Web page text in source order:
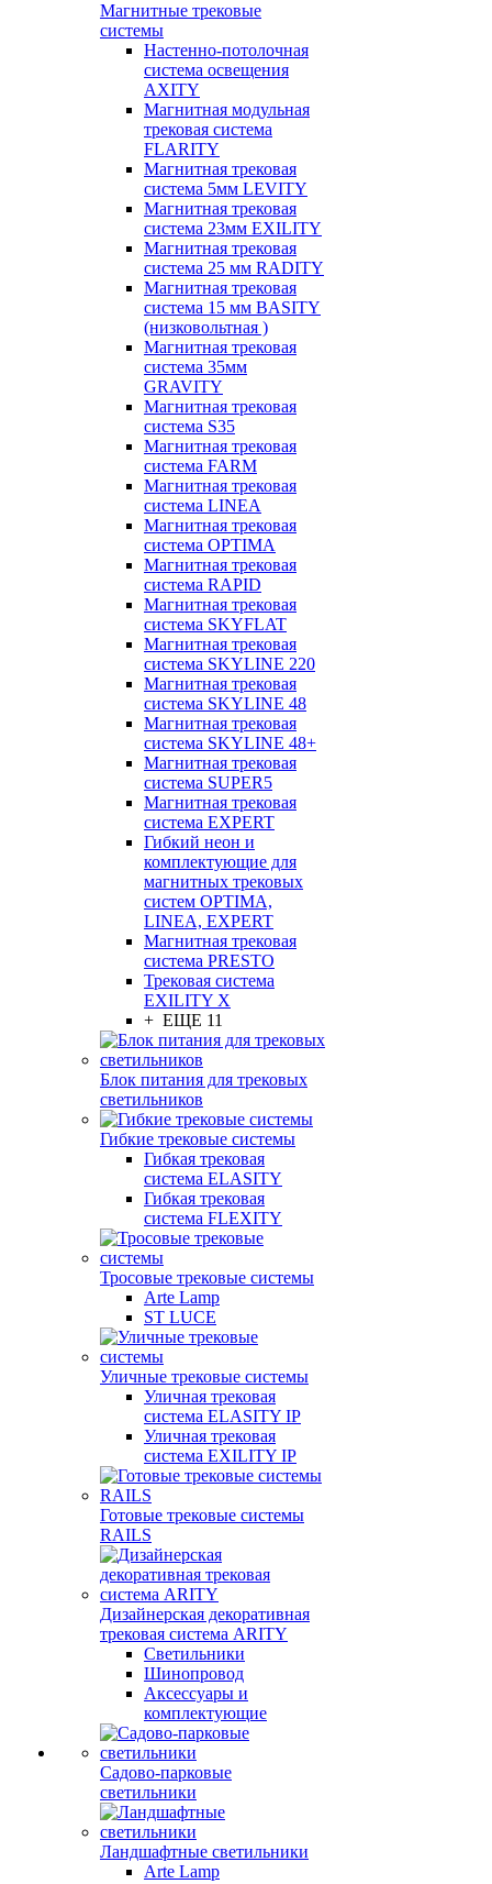
Магнитные трековые
системы
Настенно-потолочная
система освещения
AXITY
Магнитная модульная
трековая система
FLARITY
Магнитная трековая
система 5мм LEVITY
Магнитная трековая
система 23мм EXILITY
Магнитная трековая
система 25 мм RADITY
Магнитная трековая
система 15 мм BASITY
(низковольтная )
Магнитная трековая
система 35мм
GRAVITY
Магнитная трековая
система S35
Магнитная трековая
система FARM
Магнитная трековая
система LINEA
Магнитная трековая
система OPTIMA
Магнитная трековая
система RAPID
Магнитная трековая
система SKYFLAT
Магнитная трековая
система SKYLINE 220
Магнитная трековая
система SKYLINE 48
Магнитная трековая
система SKYLINE 48+
Магнитная трековая
система SUPER5
Магнитная трековая
система EXPERT
Гибкий неон и
комплектующие для
магнитных трековых
систем OPTIMA,
LINEA, EXPERT
Магнитная трековая
система PRESTO
Трековая система
EXILITY X
+ ЕЩЕ 11
Блок питания для трековых
светильников
Гибкие трековые системы
Гибкая трековая
система ELASITY
Гибкая трековая
система FLEXITY
Тросовые трековые системы
Arte Lamp
ST LUCE
Уличные трековые системы
Уличная трековая
система ELASITY IP
Уличная трековая
система EXILITY IP
Готовые трековые системы
RAILS
Дизайнерская декоративная
трековая система ARITY
Светильники
Шинопровод
Аксессуары и
комплектующие
Садово-парковые
светильники
Ландшафтные светильники
Arte Lamp